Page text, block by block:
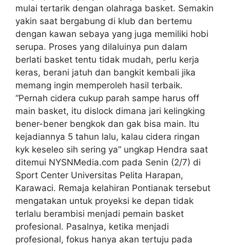
mulai tertarik dengan olahraga basket. Semakin
yakin saat bergabung di klub dan bertemu
dengan kawan sebaya yang juga memiliki hobi
serupa. Proses yang dilaluinya pun dalam
berlati basket tentu tidak mudah, perlu kerja
keras, berani jatuh dan bangkit kembali jika
memang ingin memperoleh hasil terbaik.
“Pernah cidera cukup parah sampe harus off
main basket, itu dislock dimana jari kelingking
bener-bener bengkok dan gak bisa main. Itu
kejadiannya 5 tahun lalu, kalau cidera ringan
kyk keseleo sih sering ya” ungkap Hendra saat
ditemui NYSNMedia.com pada Senin (2/7) di
Sport Center Universitas Pelita Harapan,
Karawaci. Remaja kelahiran Pontianak tersebut
mengatakan untuk proyeksi ke depan tidak
terlalu berambisi menjadi pemain basket
profesional. Pasalnya, ketika menjadi
profesional, fokus hanya akan tertuju pada